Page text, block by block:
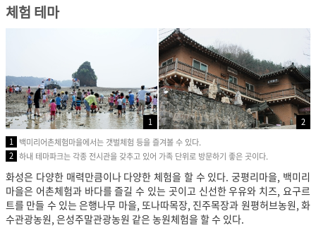
체험 테마
1
2
1 백미리어촌체험마을에서는 갯벌체험 등을 즐겨볼 수 있다.
2 하내 테마파크는 각종 전시관을 갖추고 있어 가족 단위로 방문하기 좋은 곳이다.
화성은 다양한 매력만큼이나 다양한 체험을 할 수 있다. 궁평리마을, 백미리
마을은 어촌체험과 바다를 즐길 수 있는 곳이고 신선한 우유와 치즈, 요구르
트를 만들 수 있는 은행나무 마을, 또나따목장, 진주목장과 원평허브농원, 화
수관광농원, 은성주말관광농원 같은 농원체험을 할 수 있다.